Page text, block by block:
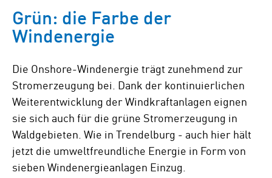
Grün: die Farbe der
Windenergie
Die Onshore-Windenergie trägt zunehmend zur
Stromerzeugung bei. Dank der kontinuierlichen
Weiterentwicklung der Windkraftanlagen eignen
sie sich auch für die grüne Stromerzeugung in
Waldgebieten. Wie in Trendelburg - auch hier hält
jetzt die umweltfreundliche Energie in Form von
sieben Windenergieanlagen Einzug.